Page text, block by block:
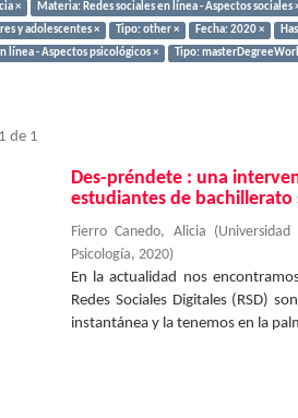
× Materia: Redes sociales en línea - Aspectos sociales
y adolescentes ×
Tipo: other × Fecha: 2020 ×
línea - Aspectos psicológicos ×
Tipo:
de 1
Des-préndete : una
estudiantes de bachillerato
Fierro Canedo, Alicia (
Psicología, 2020)
En la actualidad nos
Redes Sociales Digitales (RSD)
instantánea y la tenemos en la